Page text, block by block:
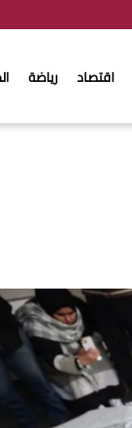
اقتصاد رياضة